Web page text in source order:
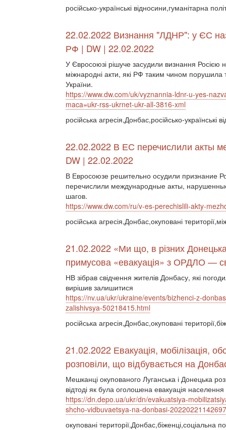
російсько-українські відносини,гуманітарна
22.02.2022 Визнання "ЛДНР": у ЄС
РФ | DW | 22.02.2022
У Євросоюзі рішуче засудили визнання
міжнародні акти, які РФ таким чином порушила
України.
https://www.dw.com/uk/vyznannia-ldnr-u-yes-
maca=ukr-rss-ukrnet-ukr-all-3816-xml
російська агресія,Донбас,російсько-
22.02.2022 В ЕС перечислили акты
DW | 22.02.2022
В Евросоюзе решительно осудили признание
перечислили международные акты,
шагов.
https://www.dw.com/ru/v-es-perechislili-akty-
російська агресія,Донбас,окуповані
21.02.2022 «Ми що, в різних
примусова «евакуація» з ОРДЛО —
НВ зібрав свідчення жителів Донбасу, які
вирішив залишитися
https://nv.ua/ukr/ukraine/events/bizhenci-z-
zalishivsya-50218415.html
російська агресія,Донбас,окуповані
21.02.2022 Евакуація, мобілізація,
розповіли, що відбувається на
Мешканці окупованого Луганська і Донецька
відтоді як була оголошена евакуація населення
https://dn.depo.ua/ukr/dn/evakuatsiya-
shcho-vidbuvaetsya-na-donbasi-
окуповані території,Донбас,біженці,соціальна